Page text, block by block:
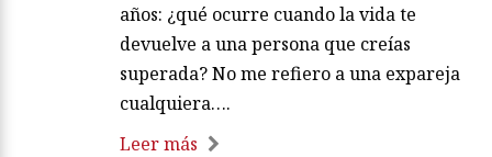
años: ¿qué ocurre cuando la vida te
devuelve a una persona que creías
superada? No me refiero a una expareja
cualquiera….
Leer más